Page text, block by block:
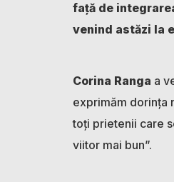
față de
venind astăzi la
Corina Ranga a
exprimăm dorința
toți prietenii care
viitor mai bun”.